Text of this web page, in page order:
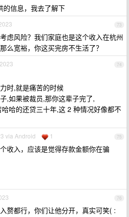
的信息，我去了解下
73
虑风险？我们家庭也是这个收入在杭州
么宽裕，你这买完房不生活了？
74
时,就是痛苦的时候
,如果被裁员,那你这辈子完了,
哈的还贷三十年,这 2 种情况好像都不
75
via Android 1
收入，应该是觉得存款金额你在骗
76
赘都行，你们让他分开，真实可笑( :